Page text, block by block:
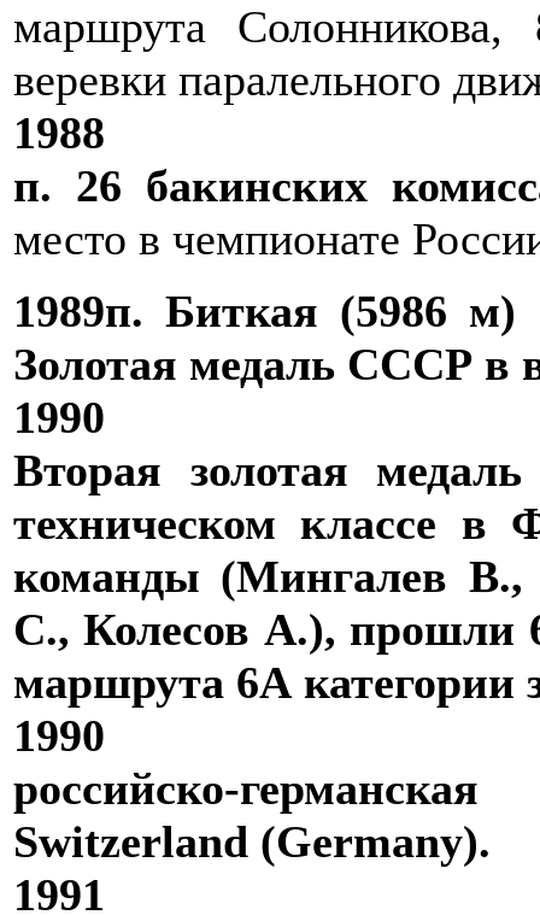
маршрута
веревки паралельного
1988
п. 26 бакинских
место в чемпионате
1989п. Биткая (5986
Золотая медаль СССР в
1990
Вторая золотая
техническом классе
команды (Мингалев
С., Колесов А.), прошли
маршрута 6А категории
1990
российско-
Switzerland (Germany).
1991